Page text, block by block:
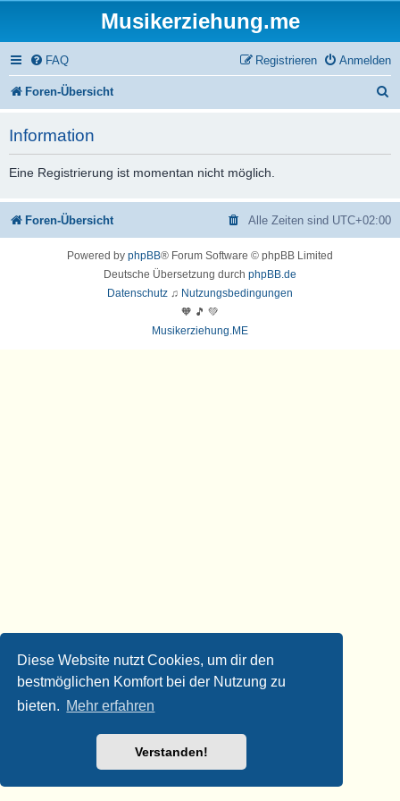
Diese Website nutzt Cookies, um dir den
bestmöglichen Komfort bei der Nutzung zu
bieten. Mehr erfahren
Verstanden!
Musikerziehung.me
FAQ Anmelden
Registrieren
Foren-Übersicht
Information
Eine Registrierung ist momentan nicht möglich.
Foren-Übersicht Alle Zeiten sind UTC+02:00
Powered by phpBB® Forum Software © phpBB Limited
Deutsche Übersetzung durch phpBB.de
Datenschutz ♫ Nutzungsbedingungen
🧡 🎵 💚
Musikerziehung.ME